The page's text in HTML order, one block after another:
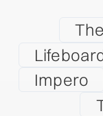
Impero